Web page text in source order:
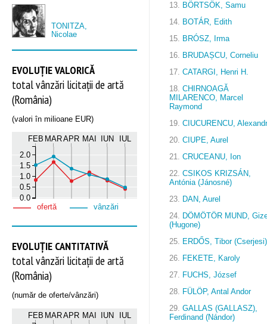
TONITZA,
Nicolae
EVOLUȚIE VALORICĂ
total vânzări licitații de artă
(România)
(valori în milioane EUR)
FEB MARAPR MAI IUN IUL
0.0
0.5
1.0
1.5
2.0
ofertă vânzări
EVOLUȚIE CANTITATIVĂ
total vânzări licitații de artă
(România)
(număr de oferte/vânzări)
FEB MARAPR MAI IUN IUL
13. BÖRTSÖK, Samu
14. BOTÁR, Edith
15. BRÓSZ, Irma
16. BRUDAȘCU, Corneliu
17. CATARGI, Henri H.
18. CHIRNOAGĂ
MILARENCO, Marcel
Raymond
19. CIUCURENCU,
20. CIUPE, Aurel
21. CRUCEANU, Ion
22. CSIKOS KRIZSÁN,
Antónia (Jánosné)
23. DAN, Aurel
24. DÖMÖTÖR MUND,
(Hugone)
25. ERDŐS, Tibor (Cserjesi)
26. FEKETE, Karoly
27. FUCHS, József
28. FÜLÖP, Antal Andor
29. GALLAS (GALLASZ),
Ferdinand (Nándor)